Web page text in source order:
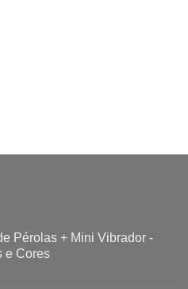
Pérolas + Mini Vibrador -
e Cores